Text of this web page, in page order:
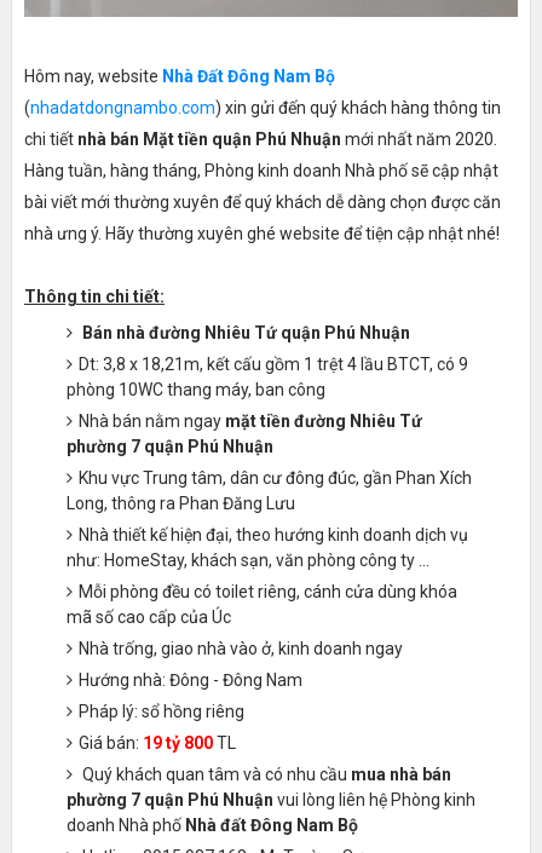
Hôm nay, website Nhà Đất Đông Nam Bộ
(nhadatdongnambo.com) xin gửi đến quý khách hàng thông tin
chi tiết nhà bán Mặt tiền quận Phú Nhuận mới nhất năm 2020.
Hàng tuần, hàng tháng, Phòng kinh doanh Nhà phố sẽ cập nhật
bài viết mới thường xuyên để quý khách dễ dàng chọn được căn
nhà ưng ý. Hãy thường xuyên ghé website để tiện cập nhật nhé!
Thông tin chi tiết:
Bán nhà đường Nhiêu Tứ quận Phú Nhuận
Dt: 3,8 x 18,21m, kết cấu gồm 1 trệt 4 lầu BTCT, có 9
phòng 10WC thang máy, ban công
Nhà bán nằm ngay mặt tiền đường Nhiêu Tứ
phường 7 quận Phú Nhuận
Khu vực Trung tâm, dân cư đông đúc, gần Phan Xích
Long, thông ra Phan Đăng Lưu
Nhà thiết kế hiện đại, theo hướng kinh doanh dịch vụ
như: HomeStay, khách sạn, văn phòng công ty ...
Mỗi phòng đều có toilet riêng, cánh cửa dùng khóa
mã số cao cấp của Úc
Nhà trống, giao nhà vào ở, kinh doanh ngay
Hướng nhà: Đông - Đông Nam
Pháp lý: sổ hồng riêng
Giá bán: 19 tỷ 800TL
Quý khách quan tâm và có nhu cầu mua nhà bán
phường 7 quận Phú Nhuận vui lòng liên hệ Phòng kinh
doanh Nhà phố Nhà đất Đông Nam Bộ